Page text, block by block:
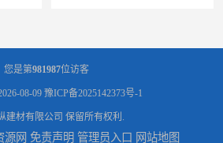
您是第981987位访客
08-09 豫ICP备2025142373号-1
建材有限公司 保留所有权利.
源网 免责声明 管理员入口 网站地图